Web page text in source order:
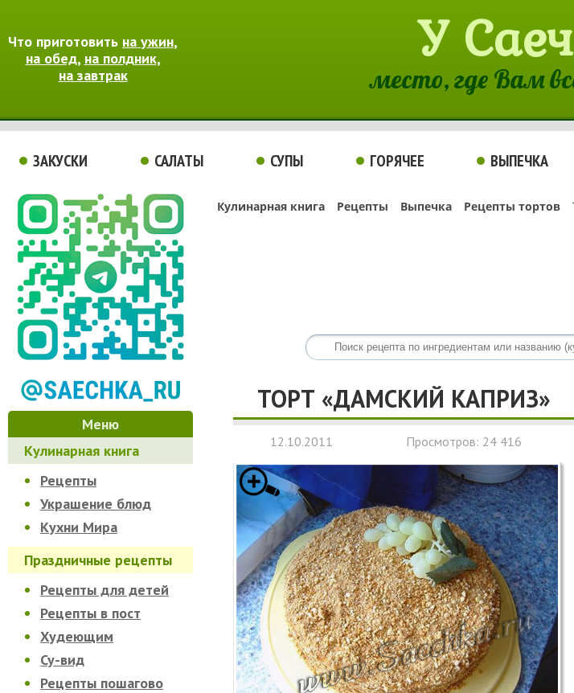
Что приготовить на ужин,
на обед, на полдник,
на завтрак
У
место, где Вам
ЗАКУСКИ САЛАТЫ СУПЫ ГОРЯЧЕЕ ВЫПЕЧКА
Меню
Кулинарная книга
Рецепты
Украшение блюд
Кухни Мира
Праздничные рецепты
Рецепты для детей
Рецепты в пост
Худеющим
Су-вид
Рецепты пошагово
Кулинарная книга Рецепты Выпечка Рецепты тортов
ТОРТ «ДАМСКИЙ КАПРИЗ»
12.10.2011 Просмотров: 24 416